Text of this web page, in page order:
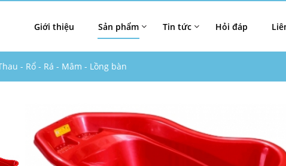
Giới thiệu Sản phẩm Tin tức Hỏi đáp
- Rổ - Rá - Mâm - Lồng bàn